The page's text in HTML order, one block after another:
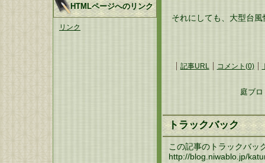
それにしても、大型台
記事URL コメント(0)
庭ブ
トラックバック
この記事のトラックバッ
http://blog.niwablo.jp/
HTMLページへのリンク
リンク